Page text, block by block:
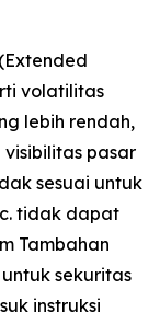
volatilitas
lebih rendah,
pasar
sesuai untuk
tidak dapat
Tambahan
sekuritas
instruksi